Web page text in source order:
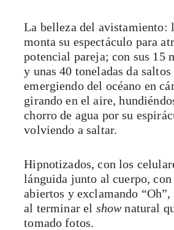
La belleza del avistamiento:
monta su espectáculo para
potencial pareja; con sus 15
y unas 40 toneladas da
emergiendo del océano en
girando en el aire,
chorro de agua por su
volviendo a saltar.
Hipnotizados, con los
lánguida junto al cuerpo,
abiertos y exclamando
al terminar el show natural
tomado fotos.